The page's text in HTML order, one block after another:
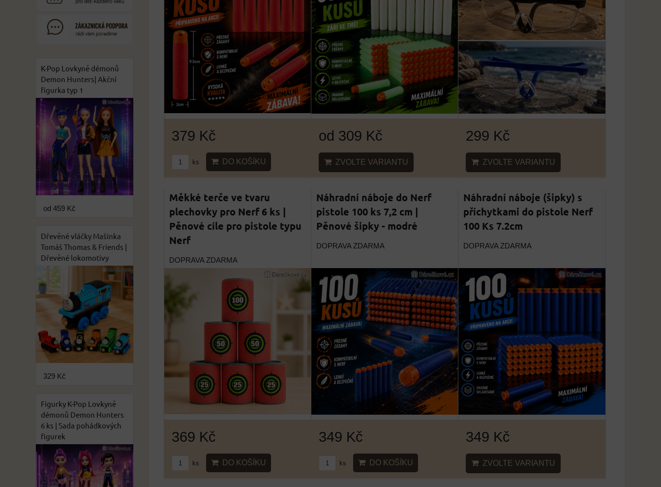
379 Kč
ks DO KOŠÍKU
od 309 Kč
ZVOLTE VARIANTU
299 Kč
ZVOLTE VARIANTU
Měkké terče ve tvaru
plechovky pro Nerf 6 ks |
Pěnové cíle pro pistole typu
Nerf
DOPRAVA ZDARMA
369 Kč
ks DO KOŠÍKU
Náhradní náboje do Nerf
pistole 100 ks 7,2 cm |
Pěnové šipky - modré
DOPRAVA ZDARMA
349 Kč
ks DO KOŠÍKU
Náhradní náboje (šipky) s
příchytkami do pistole Nerf
100 Ks 7.2cm
DOPRAVA ZDARMA
349 Kč
ZVOLTE VARIANTU
K-Pop Lovkyně démonů
Demon Hunters| Akční
figurka typ 1
od 459 Kč
Dřevěné vláčky Mašinka
Tomáš Thomas & Friends |
Dřevěné lokomotivy
329 Kč
Figurky K-Pop Lovkyně
démonů Demon Hunters
6 ks | Sada pohádkových
figurek